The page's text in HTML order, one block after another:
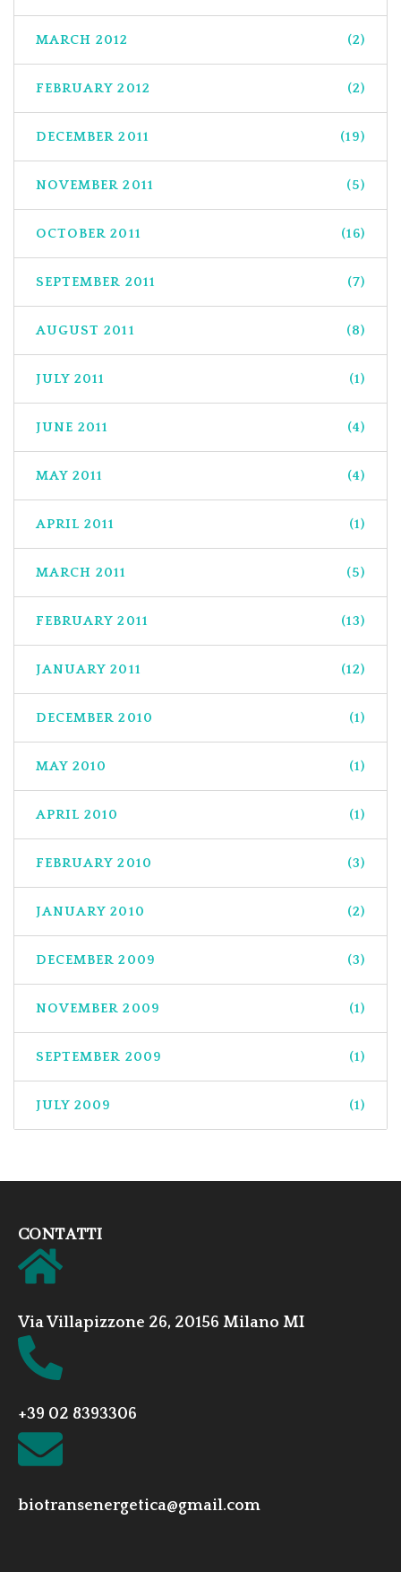
MARCH 2012 (2)
FEBRUARY 2012 (2)
DECEMBER 2011 (19)
NOVEMBER 2011 (5)
OCTOBER 2011 (16)
SEPTEMBER 2011 (7)
AUGUST 2011 (8)
JULY 2011 (1)
JUNE 2011 (4)
MAY 2011 (4)
APRIL 2011 (1)
MARCH 2011 (5)
FEBRUARY 2011 (13)
JANUARY 2011 (12)
DECEMBER 2010 (1)
MAY 2010 (1)
APRIL 2010 (1)
FEBRUARY 2010 (3)
JANUARY 2010 (2)
DECEMBER 2009 (3)
NOVEMBER 2009 (1)
SEPTEMBER 2009 (1)
JULY 2009 (1)
CONTATTI
Via Villapizzone 26, 20156 Milano MI
+39 02 8393306
biotransenergetica@gmail.com